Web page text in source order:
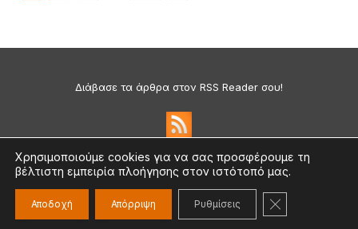
Διάβασε τα άρθρα στον RSS Reader σου!
Πολιτική Απορρήτου & Cookies
©2026 medium.gr | Designed & Supported bynat.ad
Χρησιμοποιούμε cookies για να σας προσφέρουμε τη
βέλτιστη εμπειρία πλοήγησης στον ιστότοπό μας.
Αποδοχή Απόρριψη Ρυθμίσεις ΚΛΕΊΣΙΜΟ ΤΟΥ